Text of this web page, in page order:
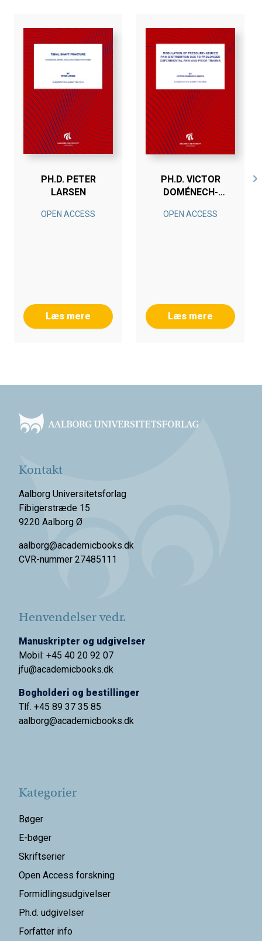
PH.D. PETER
LARSEN
OPEN ACCESS
Læs mere
PH.D. VICTOR
DOMÉNECH-
OPEN ACCESS
Læs mere
Kontakt
Aalborg Universitetsforlag
Fibigerstræde 15
9220 Aalborg Ø
aalborg@academicbooks.dk
CVR-nummer 27485111
Henvendelser vedr.
Manuskripter og udgivelser
Mobil: +45 40 20 92 07
jfu@academicbooks.dk
Bogholderi og bestillinger
Tlf. +45 89 37 35 85
aalborg@academicbooks.dk
Kategorier
Bøger
E-bøger
Skriftserier
Open Access forskning
Formidlingsudgivelser
Ph.d. udgivelser
Forfatter info